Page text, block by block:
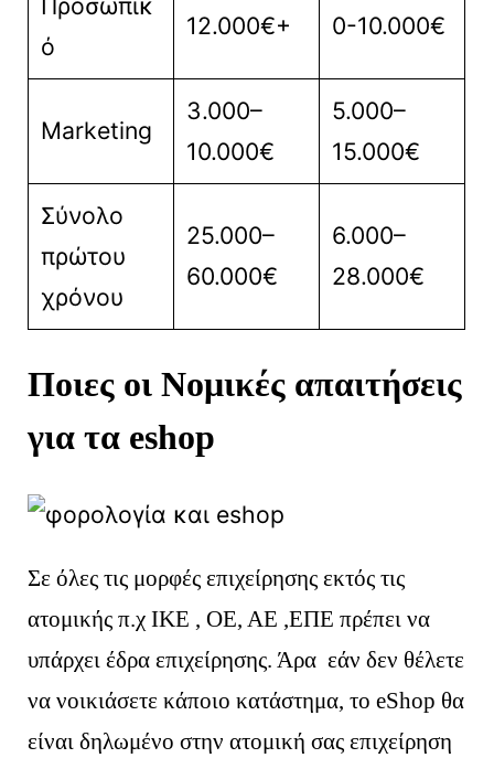
ό
12.000€+ 0-10.000€
Marketing
3.000–
10.000€
5.000–
15.000€
Σύνολο
πρώτου
χρόνου
25.000–
60.000€
6.000–
28.000€
Ποιες οι Νομικές απαιτήσεις
για τα eshop
Σε όλες τις μορφές επιχείρησης εκτός τις
ατομικής π.χ ΙΚΕ , ΟΕ, ΑΕ ,ΕΠΕ πρέπει να
υπάρχει έδρα επιχείρησης. Άρα εάν δεν θέλετε
να νοικιάσετε κάποιο κατάστημα, το eShop θα
είναι δηλωμένο στην ατομική σας επιχείρηση